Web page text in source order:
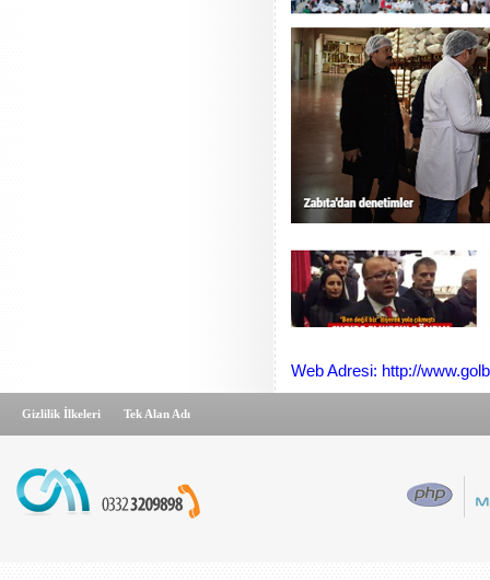
Web Adresi: http://
Gizlilik İlkeleri Tek Alan Adı